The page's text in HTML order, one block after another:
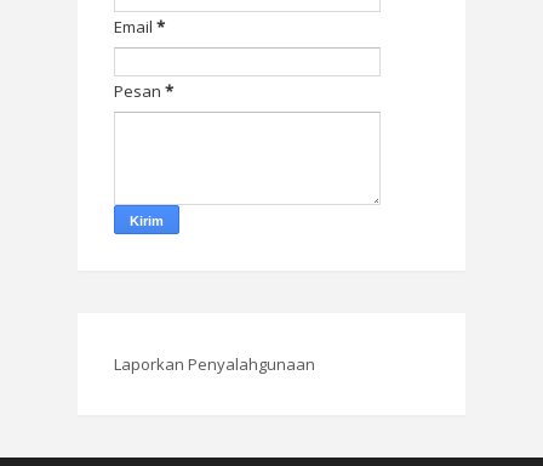
Email *
Pesan *
Laporkan Penyalahgunaan